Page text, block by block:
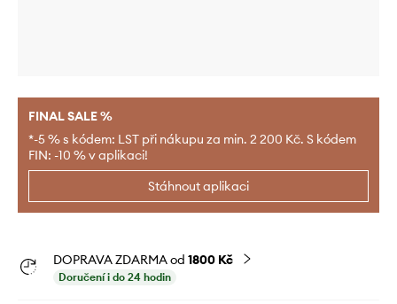
FINAL SALE %
*-5 % s kódem: LST při nákupu za min. 2 200 Kč. S kódem
FIN: -10 % v aplikaci!
Stáhnout aplikaci
DOPRAVA ZDARMA od 1800 Kč
Doručení i do 24 hodin